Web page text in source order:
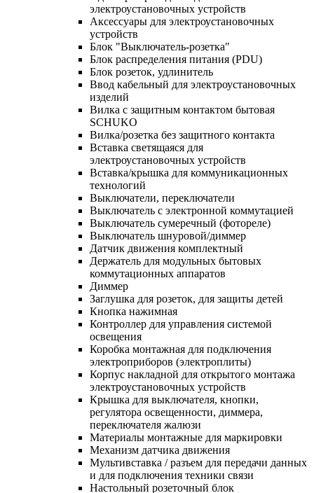
электроустановочных устройств
Аксессуары для электроустановочных
устройств
Блок "Выключатель-розетка"
Блок распределения питания (PDU)
Блок розеток, удлинитель
Ввод кабельный для электроустановочных
изделий
Вилка с защитным контактом бытовая
SCHUKO
Вилка/розетка без защитного контакта
Вставка светящаяся для
электроустановочных устройств
Вставка/крышка для коммуникационных
технологий
Выключатели, переключатели
Выключатель с электронной коммутацией
Выключатель сумеречный (фотореле)
Выключатель шнуровой/диммер
Датчик движения комплектный
Держатель для модульных бытовых
коммутационных аппаратов
Диммер
Заглушка для розеток, для защиты детей
Кнопка нажимная
Контроллер для управления системой
освещения
Коробка монтажная для подключения
электроприборов (электроплиты)
Корпус накладной для открытого монтажа
электроустановочных устройств
Крышка для выключателя, кнопки,
регулятора освещенности, диммера,
переключателя жалюзи
Материалы монтажные для маркировки
Механизм датчика движения
Мультивставка / разъем для передачи данных
и для подключения техники связи
Настольный розеточный блок